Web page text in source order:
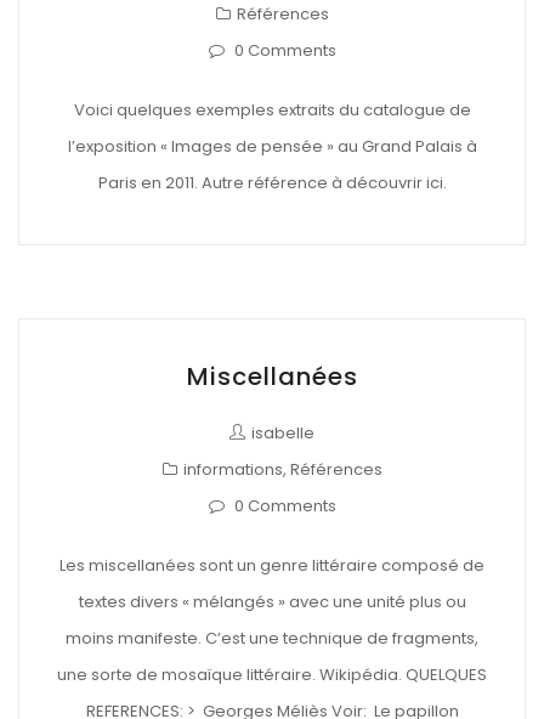
Références
0 Comments
Voici quelques exemples extraits du catalogue de
l’exposition « Images de pensée » au Grand Palais à
Paris en 2011. Autre référence à découvrir ici.
Miscellanées
isabelle
informations, Références
0 Comments
Les miscellanées sont un genre littéraire composé de
textes divers « mélangés » avec une unité plus ou
moins manifeste. C’est une technique de fragments,
une sorte de mosaïque littéraire. Wikipédia. QUELQUES
REFERENCES: > Georges Méliès Voir: Le papillon